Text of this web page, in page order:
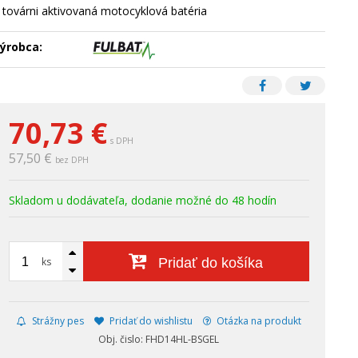
70,73 € s DPH
57,50 € bez DPH
Skladom u dodávateľa, dodanie možné do 48 hodín
ks Pridať do košíka
Strážny pes Pridať do wishlistu
Otázka na produkt
Obj. čislo: FHD14HL-BSGEL
továrni aktivovaná motocyklová batéria